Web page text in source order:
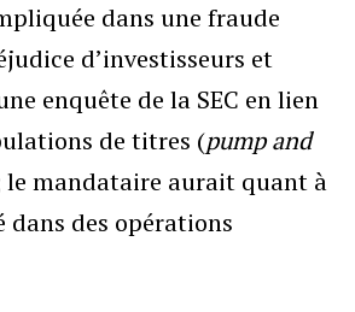
dans une fraude
d’investisseurs et
enquête de la SEC en lien
de titres (pump and
le mandataire aurait quant à
des opérations